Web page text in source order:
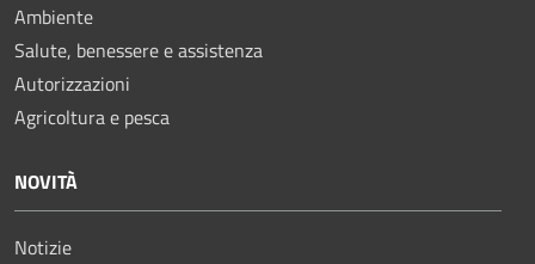
Ambiente
Salute, benessere e assistenza
Autorizzazioni
Agricoltura e pesca
NOVITÀ
Notizie